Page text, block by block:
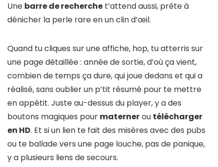
Une barre de recherche t’attend aussi, prête à
dénicher la perle rare en un clin d’œil.
Quand tu cliques sur une affiche, hop, tu atterris sur
une page détaillée : année de sortie, d’où ça vient,
combien de temps ça dure, qui joue dedans et qui a
réalisé, sans oublier un p’tit résumé pour te mettre
en appétit. Juste au-dessus du player, y a des
boutons magiques pour maternerou télécharger
en HD. Et si un lien te fait des misères avec des pubs
ou te ballade vers une page louche, pas de panique,
y a plusieurs liens de secours.